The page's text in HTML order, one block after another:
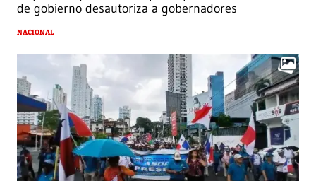
de gobierno desautoriza a gobernadores
NACIONAL